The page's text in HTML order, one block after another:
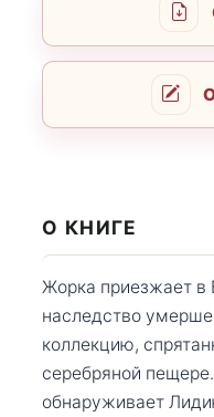
О КНИГЕ
Жорка приезжает в
наследство
коллекцию,
серебряной
обнаруживает